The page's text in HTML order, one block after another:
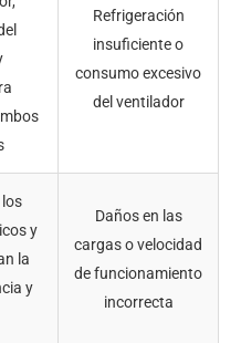
Refrigeración
insuficiente o
consumo excesivo
del ventilador
y
la
y
Daños en las
cargas o velocidad
de funcionamiento
incorrecta